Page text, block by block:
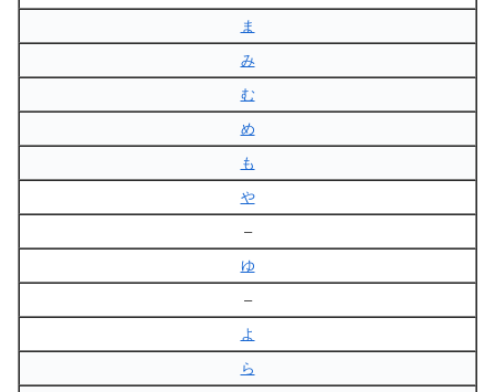
ま
み
む
め
も
や
–
ゆ
–
よ
ら